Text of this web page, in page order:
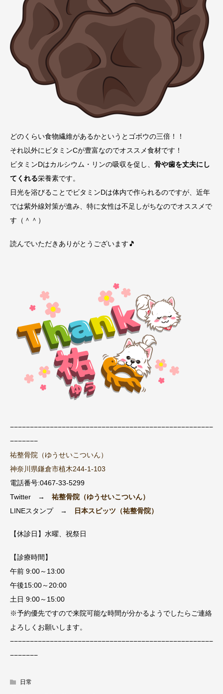
どのくらい食物繊維があるかというとゴボウの三倍！！
それ以外にビタミンCが豊富なのでオススメ食材です！
ビタミンDはカルシウム・リンの吸収を促し、 骨や歯を丈夫にし
てくれる栄養素です。
日光を浴びることでビタミンDは体内で作られるのですが、近年
では紫外線対策が進み、特に女性は不足しがちなのでオススメで
す（＾＾）
読んでいただきありがとうございます🎵
−−−−−−−−−−−−−−−−−−−−−−−−−−−−−−−−−−−−−−−−−−−−−−−−−−−
−−−−−−−
祐整骨院（ゆうせいこついん）
神奈川県鎌倉市植木244-1-103
電話番号:0467-33-5299
Twitter → 祐整骨院（ゆうせいこついん）
LINEスタンプ →
日本スピッツ（祐整骨院）
【休診日】水曜、祝祭日
【診療時間】
午前 9:00～13:00
午後15:00～20:00
土日 9:00～15:00
※予約優先ですので来院可能な時間が分かるようでしたらご連絡
よろしくお願いします。
−−−−−−−−−−−−−−−−−−−−−−−−−−−−−−−−−−−−−−−−−−−−−−−−−−−
−−−−−−−
日常